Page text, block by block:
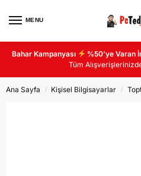
MENU
Bahar Kampanyası %50’ye Varan
Tüm
Ana Sayfa / Kişisel Bilgisayarlar /